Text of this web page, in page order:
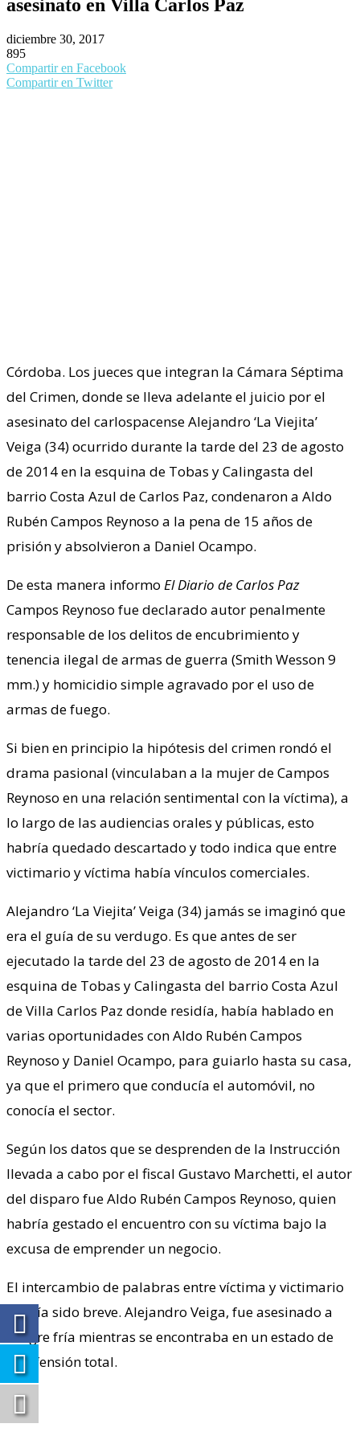
asesinato en Villa Carlos Paz
diciembre 30, 2017
895
Compartir en Facebook
Compartir en Twitter
Córdoba. Los jueces que integran la Cámara Séptima
del Crimen, donde se lleva adelante el juicio por el
asesinato del carlospacense Alejandro ‘La Viejita’
Veiga (34) ocurrido durante la tarde del 23 de agosto
de 2014 en la esquina de Tobas y Calingasta del
barrio Costa Azul de Carlos Paz, condenaron a Aldo
Rubén Campos Reynoso a la pena de 15 años de
prisión y absolvieron a Daniel Ocampo.
De esta manera informo El Diario de Carlos Paz
Campos Reynoso fue declarado autor penalmente
responsable de los delitos de encubrimiento y
tenencia ilegal de armas de guerra (Smith Wesson 9
mm.) y homicidio simple agravado por el uso de
armas de fuego.
Si bien en principio la hipótesis del crimen rondó el
drama pasional (vinculaban a la mujer de Campos
Reynoso en una relación sentimental con la víctima), a
lo largo de las audiencias orales y públicas, esto
habría quedado descartado y todo indica que entre
victimario y víctima había vínculos comerciales.
Alejandro ‘La Viejita’ Veiga (34) jamás se imaginó que
era el guía de su verdugo. Es que antes de ser
ejecutado la tarde del 23 de agosto de 2014 en la
esquina de Tobas y Calingasta del barrio Costa Azul
de Villa Carlos Paz donde residía, había hablado en
varias oportunidades con Aldo Rubén Campos
Reynoso y Daniel Ocampo, para guiarlo hasta su casa,
ya que el primero que conducía el automóvil, no
conocía el sector.
Según los datos que se desprenden de la Instrucción
llevada a cabo por el fiscal Gustavo Marchetti, el autor
del disparo fue Aldo Rubén Campos Reynoso, quien
habría gestado el encuentro con su víctima bajo la
excusa de emprender un negocio.
El intercambio de palabras entre víctima y victimario
habría sido breve. Alejandro Veiga, fue asesinado a
sangre fría mientras se encontraba en un estado de
indefensión total.